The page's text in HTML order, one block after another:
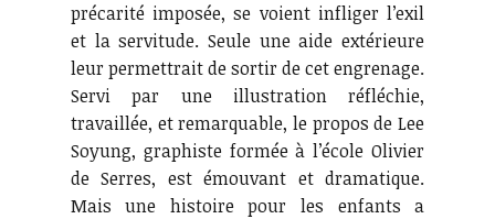
précarité imposée, se voient infliger l’exil
et la servitude. Seule une aide extérieure
leur permettrait de sortir de cet engrenage.
Servi par une illustration réfléchie,
travaillée, et remarquable, le propos de Lee
Soyung, graphiste formée à l’école Olivier
de Serres, est émouvant et dramatique.
Mais une histoire pour les enfants a